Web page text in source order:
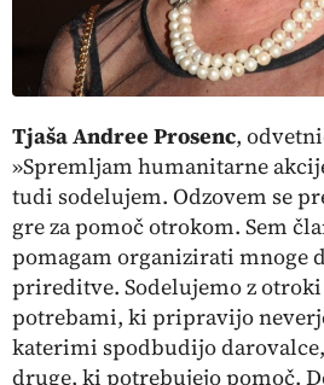
Tjaša Andree Prosenc,
»Spremljam humanitarne
tudi sodelujem. Odzovem se
gre za pomoč otrokom. Sem
pomagam organizirati mnoge
prireditve. Sodelujemo z
potrebami, ki pripravijo
katerimi spodbudijo
druge, ki potrebujejo pomoč.